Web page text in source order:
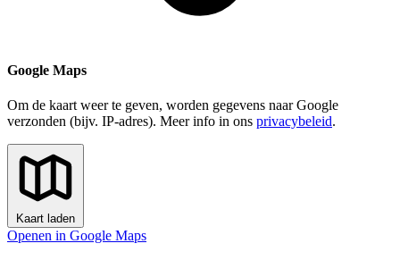
Google Maps
Om de kaart weer te geven, worden gegevens naar Google
verzonden (bijv. IP-adres). Meer info in ons privacybeleid.
Kaart laden
Openen in Google Maps